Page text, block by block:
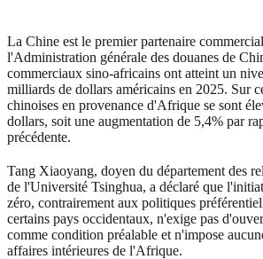
La Chine est le premier partenaire
l'Administration générale des douanes de
commerciaux sino-africains ont atteint un
milliards de dollars américains en 2025. Sur
chinoises en provenance d'Afrique se sont
dollars, soit une augmentation de 5,4% par
précédente.
Tang Xiaoyang, doyen du département des
de l'Université Tsinghua, a déclaré que
zéro, contrairement aux politiques
certains pays occidentaux, n'exige pas
comme condition préalable et n'impose
affaires intérieures de l'Afrique.